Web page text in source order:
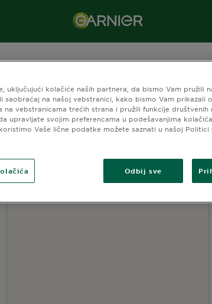
uključujući kolačiće naših partnera, da bismo Vam pružili
saobraćaj na našoj vebstranici, kako bismo Vam prikazali
na vebstranicama trećih strana i pružili funkcije društvenih
upravljate svojim preferencama u podešavanjima
Vaše lične podatke možete saznati u našoj Politici
Odbij sve